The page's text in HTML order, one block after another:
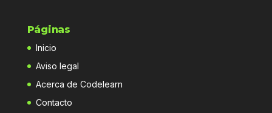
Páginas
Inicio
Aviso legal
Acerca de Codelearn
Contacto